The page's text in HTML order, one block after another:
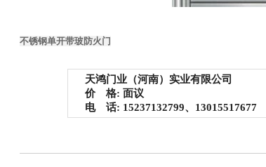
不锈钢单开带玻防火门
天鸿门业（河南）实业有限公司
价 格: 面议
电 话: 15237132799、13015517677